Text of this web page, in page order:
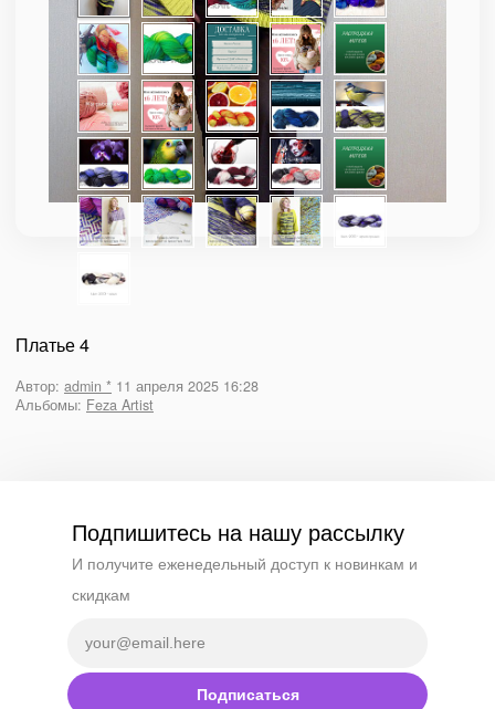
Платье 4
Автор: admin * 11 апреля 2025 16:28
Альбомы: Feza Artist
Подпишитесь на нашу рассылку
И получите еженедельный доступ к новинкам и
скидкам
Подписаться